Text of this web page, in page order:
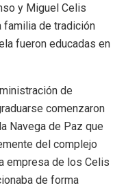
y Miguel Celis
familia de tradición
fueron educadas en
de
comenzaron
Navega de Paz que
del complejo
empresa de los Celis
de forma